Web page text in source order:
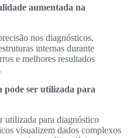
aumentada na
nos diagnósticos,
internas durante
e melhores resultados
pode ser utilizada para
utilizada para diagnóstico
visualizem dados complexos